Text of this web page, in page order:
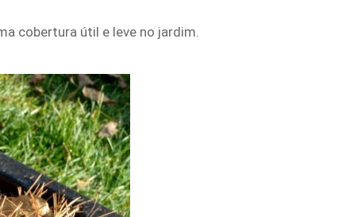
cobertura útil e leve no jardim.